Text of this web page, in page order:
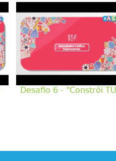
Desafio 6 - “Constrói